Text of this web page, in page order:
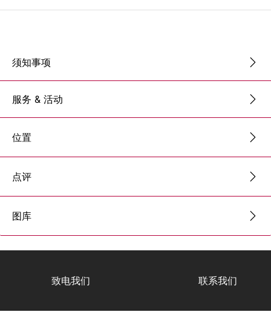
须知事项
服务 & 活动
位置
点评
图库
致电我们 联系我们